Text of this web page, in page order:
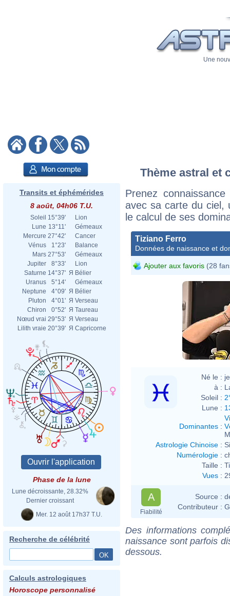
Une
Transits et éphémérides
8 août, 04h06 T.U.
Soleil 15°39'
Lion
Lune 13°11'
Gémeaux
Mercure 27°42'
Cancer
Vénus
1°23'
Balance
Mars 27°53'
Gémeaux
Jupiter
8°33'
Lion
Saturne 14°37' Я Bélier
Uranus
5°14'
Gémeaux
Neptune
4°09' Я Bélier
Pluton
4°01' Я Verseau
Chiron
0°52' Я Taureau
Nœud vrai 29°53' Я Verseau
Lilith vraie 20°39' Я Capricorne
Phase de la lune
Lune décroissante, 28.32%
Dernier croissant
Mer. 12 août 17h37 T.U.
Recherche de célébrité
Calculs astrologiques
Horoscope personnalisé
Thème astral et
Prenez
avec sa carte du ciel,
le calcul de ses
Tiziano Ferro
Données de naissance et
Ajouter aux favoris (28
Né le :
à :
Soleil :
Lune :
Dominantes :
Astrologie Chinoise :
Numérologie :
Taille :
Vues :
A
Fiabilité
Source :
Contributeur :
Des informations
naissance sont parfois
dessous.